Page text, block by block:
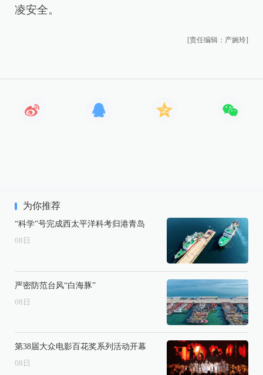
凌安全。
[责任编辑：产婉玲]
为你推荐
“科学”号完成西太平洋科考归港青岛
08 日
严密防范台风“白海豚”
08 日
第38届大众电影百花奖系列活动开幕
08 日